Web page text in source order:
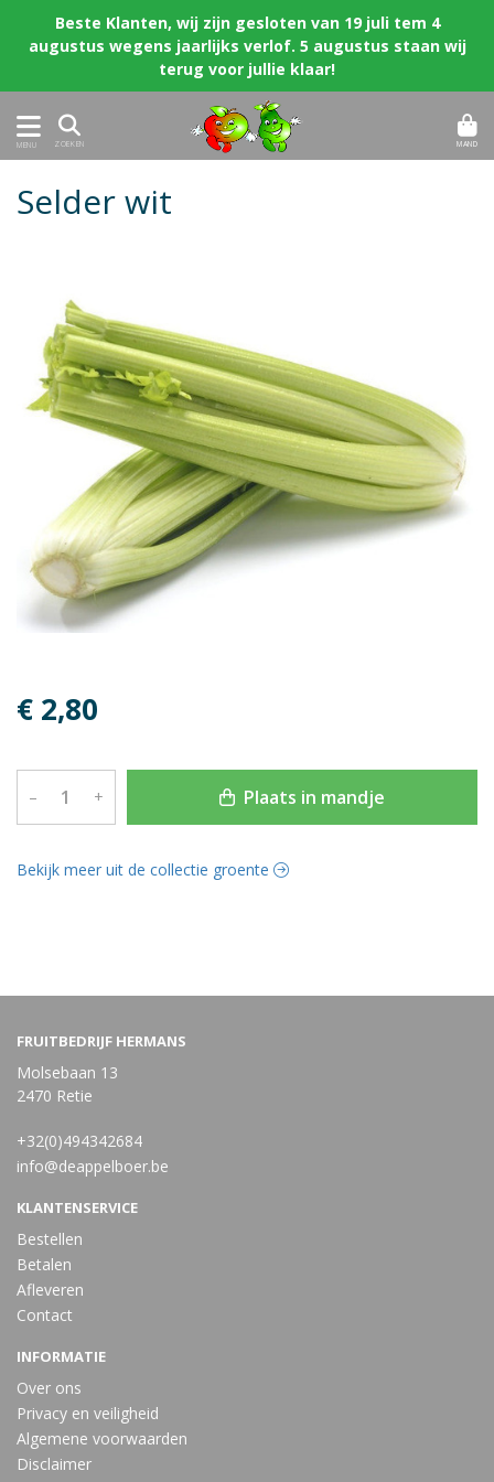
Beste Klanten, wij zijn gesloten van 19 juli tem 4
augustus wegens jaarlijks verlof. 5 augustus staan wij
terug voor jullie klaar!
MENU ZOEKEN MAND
Selder wit
€ 2,80
– + Plaats in mandje
Bekijk meer uit de collectie groente
FRUITBEDRIJF HERMANS
Molsebaan 13
2470 Retie
+32(0)494342684
info@deappelboer.be
KLANTENSERVICE
Bestellen
Betalen
Afleveren
Contact
INFORMATIE
Over ons
Privacy en veiligheid
Algemene voorwaarden
Disclaimer